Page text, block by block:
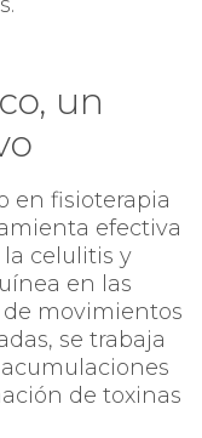
un
en fisioterapia
efectiva
celulitis y
en las
de movimientos
se trabaja
de toxinas